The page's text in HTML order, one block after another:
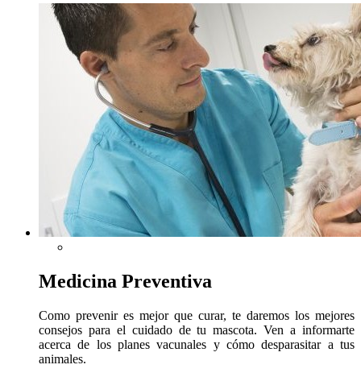
Medicina Preventiva
Como prevenir es mejor que curar, te daremos los mejores
consejos para el cuidado de tu mascota. Ven a informarte
acerca de los planes vacunales y cómo desparasitar a tus
animales.